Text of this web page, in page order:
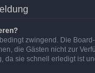
zwingend. Die
die Gästen nicht zur
da sie schnell erledigt ist